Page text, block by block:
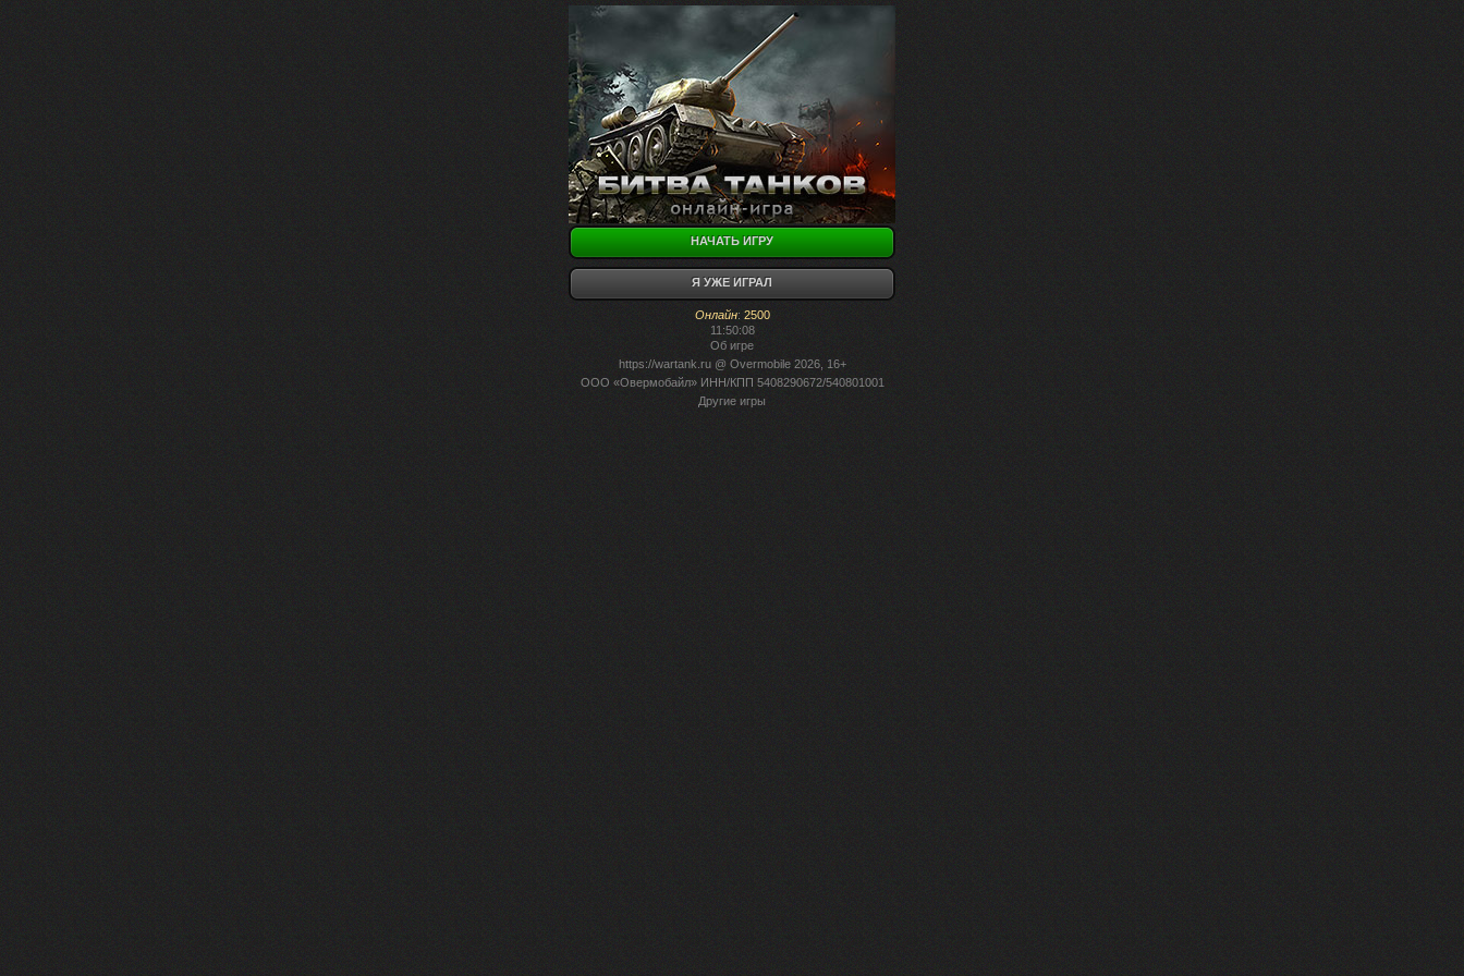
НАЧАТЬ ИГРУ
Я УЖЕ ИГРАЛ
Онлайн: 2500
11:50:08
Об игре
https://wartank.ru@ Overmobile 2026, 16+
ООО «Овермобайл» ИНН/КПП 5408290672/540801001
Другие игры